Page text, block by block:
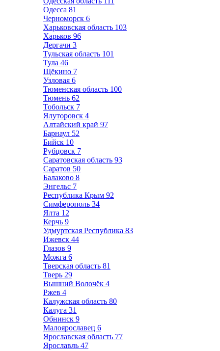
Одесса 81
Черноморск 6
Харьковская область 103
Харьков 96
Дергачи 3
Тульская область 101
Тула 46
Щёкино 7
Узловая 6
Тюменская область 100
Тюмень 62
Тобольск 7
Ялуторовск 4
Алтайский край 97
Барнаул 52
Бийск 10
Рубцовск 7
Саратовская область 93
Саратов 50
Балаково 8
Энгельс 7
Республика Крым 92
Симферополь 34
Ялта 12
Керчь 9
Удмуртская Республика 83
Ижевск 44
Глазов 9
Можга 6
Тверская область 81
Тверь 29
Вышний Волочёк 4
Ржев 4
Калужская область 80
Калуга 31
Обнинск 9
Малоярославец 6
Ярославская область 77
Ярославль 47